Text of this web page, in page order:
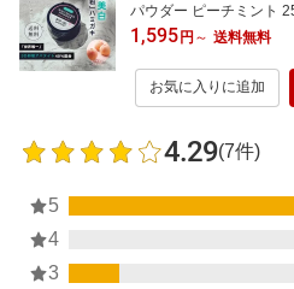
パウダー ピーチミント
歯磨き粉 虫歯予防 歯 口
セルフホワイトニング
roral 粉ハミガキ
1,595円 ～ 送料無料
お気に入りに追加
4.29(7件)
5
4
3